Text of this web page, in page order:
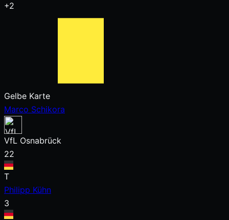
+2
Gelbe Karte
Marco Schikora
VfL Osnabrück
22
T
Philipp Kühn
3